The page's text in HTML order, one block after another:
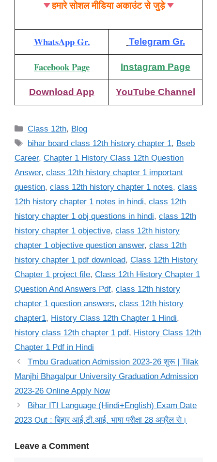
हमारे सोशल मीडिया अकाउंट से जुड़े
WhatsApp Gr. Telegram Gr.
Facebook Page Instagram Page
Download App YouTube Channel
Categories
Class 12th, Blog
Tags
bihar board class 12th history chapter 1, Bseb
Career, Chapter 1 History Class 12th Question
Answer, class 12th history chapter 1 important
question, class 12th history chapter 1 notes, class
12th history chapter 1 notes in hindi, class 12th
history chapter 1 obj questions in hindi, class 12th
history chapter 1 objective, class 12th history
chapter 1 objective question answer, class 12th
history chapter 1 pdf download, Class 12th History
Chapter 1 project file, Class 12th History Chapter 1
Question And Answers Pdf, class 12th history
chapter 1 question answers, class 12th history
chapter1, History Class 12th Chapter 1 Hindi,
history class 12th chapter 1 pdf, History Class 12th
Chapter 1 Pdf in Hindi
Tmbu Graduation Admission 2023-26 शुरू | Tilak
Manjhi Bhagalpur University Graduation Admission
2023-26 Online Apply Now
Bihar ITI Language (Hindi+English) Exam Date
2023 Out : बिहार आई.टी.आई. भाषा परीक्षा 28 अप्रैल से।
Leave a Comment